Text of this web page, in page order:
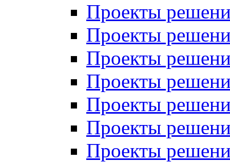
Проекты
Проекты
Проекты
Проекты
Проекты
Проекты
Проекты